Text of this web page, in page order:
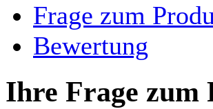
Frage zum
Bewertung
Ihre Frage zum